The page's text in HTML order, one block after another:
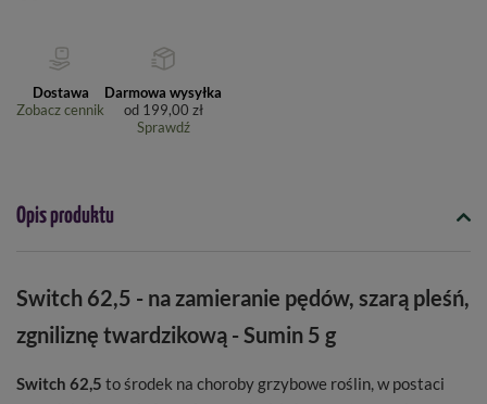
Dostawa
Zobacz cennik
Darmowa wysyłka
od 199,00 zł
Sprawdź
Opis produktu
Switch 62,5 - na zamieranie pędów, szarą pleśń,
zgniliznę twardzikową - Sumin 5 g
Switch 62,5 to środek na choroby grzybowe roślin, w postaci